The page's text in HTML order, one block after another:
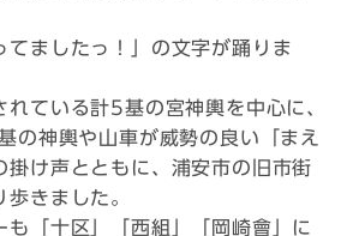
てましたっ！」の文字が踊りま
れている計5基の宮神輿を中心に、
の神輿や山車が威勢の良い「まえ
掛け声とともに、浦安市の旧市街
きました。
も「十区」「西組」「岡崎會」に